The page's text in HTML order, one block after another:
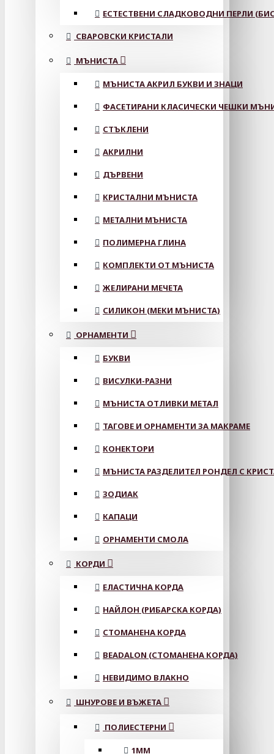
ЕСТЕСТВЕНИ СЛАДКОВОДНИ ПЕРЛИ
СВАРОВСКИ КРИСТАЛИ
МЪНИСТА
МЪНИСТА АКРИЛ БУКВИ И ЗНАЦИ
ФАСЕТИРАНИ КЛАСИЧЕСКИ ЧЕШКИ
СТЪКЛЕНИ
АКРИЛНИ
ДЪРВЕНИ
КРИСТАЛНИ МЪНИСТА
МЕТАЛНИ МЪНИСТА
ПОЛИМЕРНА ГЛИНА
КОМПЛЕКТИ ОТ МЪНИСТА
ЖЕЛИРАНИ МЕЧЕТА
СИЛИКОН (МЕКИ МЪНИСТА)
ОРНАМЕНТИ
БУКВИ
ВИСУЛКИ-РАЗНИ
МЪНИСТА ОТЛИВКИ МЕТАЛ
ТАГОВЕ И ОРНАМЕНТИ ЗА МАКРАМЕ
КОНЕКТОРИ
МЪНИСТА РАЗДЕЛИТЕЛ РОНДЕЛ С
ЗОДИАК
КАПАЦИ
ОРНАМЕНТИ СМОЛА
КОРДИ
ЕЛАСТИЧНА КОРДА
НАЙЛОН (РИБАРСКА КОРДА)
СТОМАНЕНА КОРДА
BEADALON (СТОМАНЕНА КОРДА)
НЕВИДИМО ВЛАКНО
ШНУРОВЕ И ВЪЖЕТА
ПОЛИЕСТЕРНИ
1ММ